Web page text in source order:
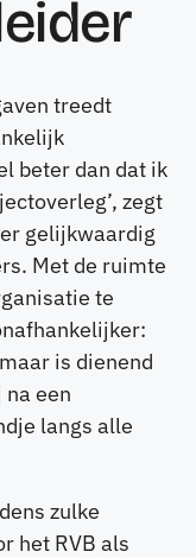
treedt
beter dan dat ik
zegt
gelijkwaardig
Met de ruimte
te
is dienend
een
langs alle
zulke
het RVB als